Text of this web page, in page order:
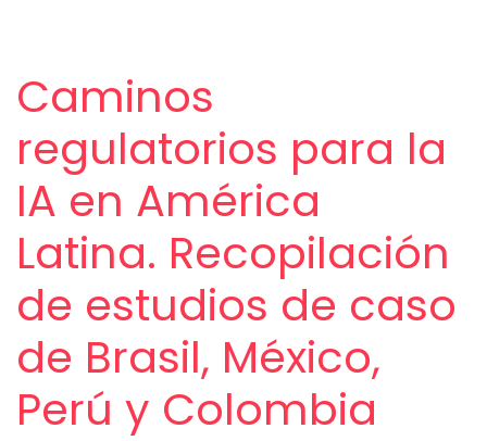
Caminos
regulatorios para la
IA en América
Latina. Recopilación
de estudios de caso
de Brasil, México,
Perú y Colombia